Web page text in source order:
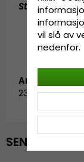
Artikkel-ID:
SENEST VISTE
vil slå av
nedenfor.